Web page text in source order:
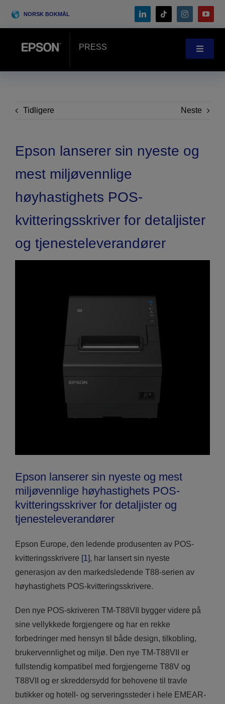
NORSK BOKMÅL
PRESS
Toggle
Case-Studie
Arrangementer
Search
for:
Tidligere Neste
Epson lanserer sin nyeste og
mest miljøvennlige
høyhastighets POS-
kvitteringsskriver for detaljister
og tjenesteleverandører
Epson lanserer sin nyeste og mest
miljøvennlige høyhastighets POS-
kvitteringsskriver for detaljister og
tjenesteleverandører
Epson Europe, den ledende produsenten av POS-
kvitteringsskrivere [1] , har lansert sin nyeste
generasjon av den markedsledende T88-serien av
høyhastighets POS-kvitteringsskrivere.
Den nye POS-skriveren TM-T88VII bygger videre på
sine vellykkede forgjengere og har en rekke
forbedringer med hensyn til både design, tilkobling,
brukervennlighet og miljø. Den nye TM-T88VII er
fullstendig kompatibel med forgjengerne T88V og
T88VII og er skreddersydd for behovene til travle
butikker og hotell- og serveringssteder i hele EMEAR-